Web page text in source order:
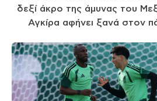
δεξί άκρο της άμυνας του
Αγκίρα αφήνει ξανά στον